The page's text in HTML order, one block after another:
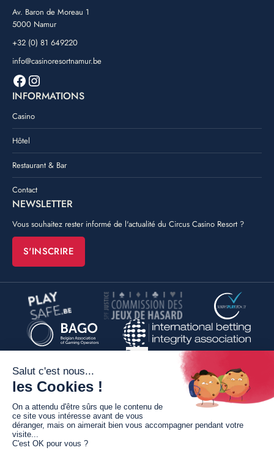
Av. Baron de Moreau 1
5000 Namur
+32 (0) 81 649220
info@casinoresortnamur.be
Facebook
Instagram
INFORMATIONS
Casino
Hôtel
Restaurant & Bar
Contact
NEWSLETTER
Vous souhaitez rester informé de l'actualité du Circus Casino Resort ?
S'INSCRIRE
By
Conditions générales de vente